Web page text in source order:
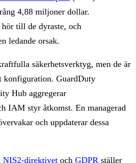
4,88 miljoner dollar.
till de dyraste, och
ledande orsak.
säkerhetsverktyg, men de är
konfiguration. GuardDuty
Hub aggregerar
IAM styr åtkomst. En managerad
och uppdaterar dessa
NIS2-direktivet och GDPR ställer